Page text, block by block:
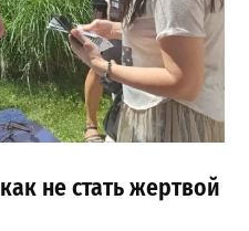
не стать жертвой